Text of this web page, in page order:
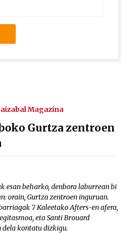
Magazina
Gurtza zentroen
esan beharko, denbora laburrean bi
orain, Gurtza zentroen inguruan.
7 Kaleetako Afters-en afera,
eta Santi Brouard
dela kontatu dizkigu.